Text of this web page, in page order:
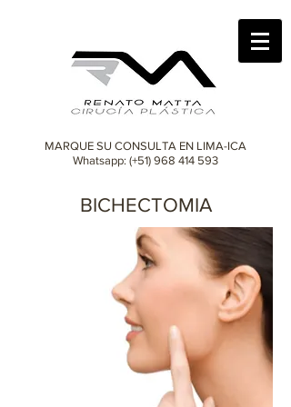
MARQUE SU CONSULTA EN LIMA-ICA
Whatsapp: (+51) 968 414 593
BICHECTOMIA